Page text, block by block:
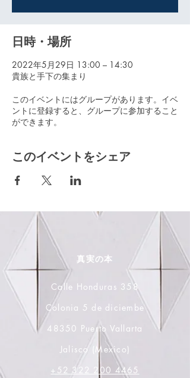
日時・場所
2022年5月29日 13:00 – 14:30
貴族と手下の集まり
このイベントにはグループがあります。イベ
ントに登録すると、グループに参加すること
ができます。
このイベントをシェア
真実の本
Calle Honduras 358
Colonia 5 de diciembe
48350 Puerto Vallarta
Jalisco (Mexico)
+52 322 200 4465